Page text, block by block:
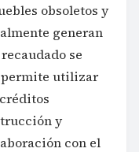
obsoletos y
generan
se
permite utilizar
y
con el